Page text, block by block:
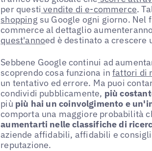
per questi vendite di e-commerce.
shopping su Google ogni giorno. Nel
commerce al dettaglio
quest'annoed è destinato a crescere
Sebbene Google continui ad
scoprendo cosa funziona infattori di
un tentativo ed errore. Ma puoi
condividi pubblicamente, più
più più hai un coinvolgimento e
comporta una maggiore probabilità
aumentarti nelle classifiche di
aziende affidabili, affidabili e
reputazione.